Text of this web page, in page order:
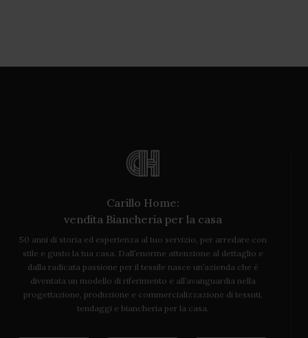
Carillo Home:
vendita Biancheria per la casa
50 anni di storia ed esperienza al tuo servizio, per arredare con
stile e gusto la tua casa. Dall’enorme attenzione al dettaglio e
dalla radicata passione per il tessile nasce un’azienda che è
diventata un modello di riferimento e all’avanguardia nella
progettazione, produzione e commercializzazione di tessuti,
tendaggi e biancheria per la casa.